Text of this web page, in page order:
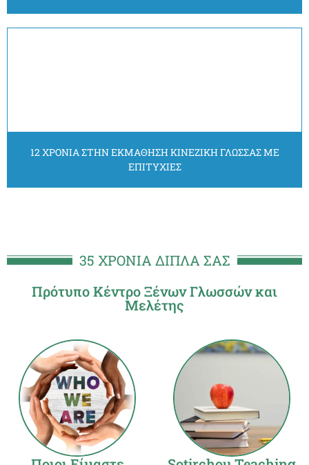
12 ΧΡΟΝΙΑ ΣΤΗΝ ΕΚΜΑΘΗΣΗ ΚΙΝΕΖΙΚΗ ΓΛΩΣΣΑΣ ΜΕ
ΕΠΙΤΥΧΙΕΣ
35 ΧΡΟΝΙΑ ΔΙΠΛΑ ΣΑΣ
Πρότυπο Κέντρο Ξένων Γλωσσών και
Μελέτης